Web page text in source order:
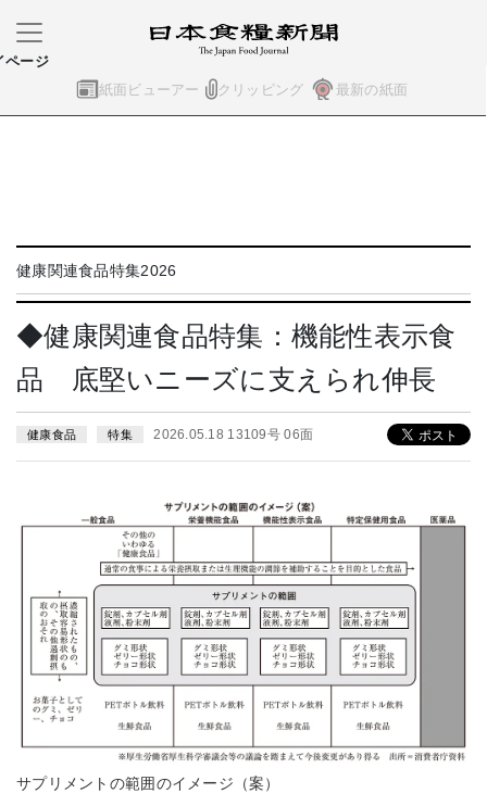
紙面ビューアー クリッピング 最新の紙面
ページ
健康関連食品特集2026
◆健康関連食品特集：機能性表示食
品 底堅いニーズに支えられ伸長
健康食品 特集 2026.05.18 13109号 06面
サプリメントの範囲のイメージ（案）